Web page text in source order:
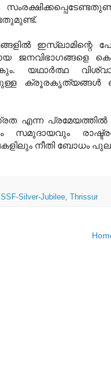
ഇസ്‌ലാമിന്റെ
യഥാര്‍ത്ഥ
ക്രൂരകൃത്യങ്ങള്‍
ജാഗ്രത എന്ന
നീതി ബോധം
Silver-Jubilee Thrissur